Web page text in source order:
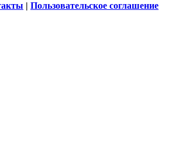
| Пользовательское соглашение